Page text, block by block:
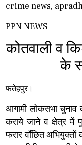
crime news,
PPN NEWS
कोतवाली व
के
फतेहपुर।
आगामी लोकसभा चुनाव
कराये जाने व क्षेत्र में
फरार वाँछित अभियुक्तों